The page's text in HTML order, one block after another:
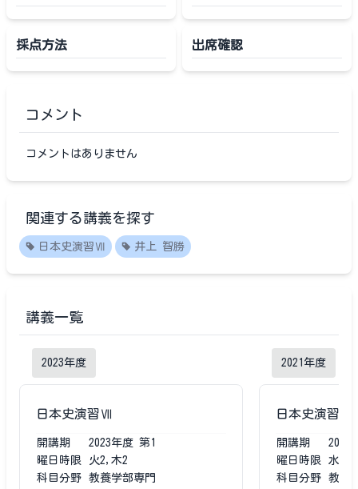
採点方法 出席確認
コメント
コメントはありません
関連する講義を探す
日本史演習Ⅶ 井上 智勝
講義一覧
2023年度
日本史演習Ⅶ
開講期 2023年度 第1
曜日時限
火2,木2
科目分野
教養学部専門
2021 年度
日本史演習Ⅶ
開講期 2021
曜日時限
水4〜
科目分野
教養